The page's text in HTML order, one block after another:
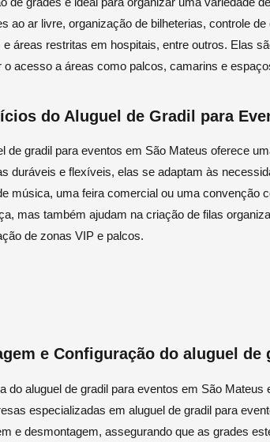
ao ar livre, organização de bilheterias, controle
e áreas restritas em hospitais, entre outros. Elas
o acesso a áreas como palcos, camarins e
do Aluguel de Gradil para
de gradil para eventos em São Mateus oferece
duráveis e flexíveis, elas se adaptam às
música, uma feira comercial ou uma convenção
mas também ajudam na criação de filas
de zonas VIP e palcos.
e Configuração do aluguel
do aluguel de gradil para eventos em São
especializadas em aluguel de gradil para
e desmontagem, assegurando que as grades